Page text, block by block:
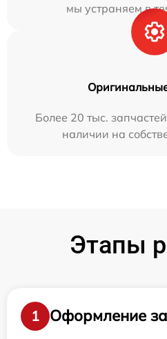
мы устраняем в
Более 20 тыс.
наличии на
Этапы
1
Оформление